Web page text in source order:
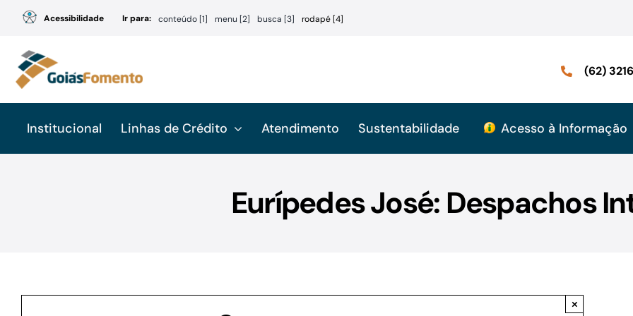
conteúdo
Acessibilidade Ir para: conteúdo [1] menu [2] busca [3] rodapé [4]
(62)
Institucional Linhas de Crédito Atendimento Sustentabilidade Acesso à Informação
Eurípedes José: Despachos
×